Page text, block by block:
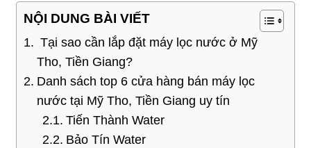
NỘI DUNG BÀI VIẾT
Tại sao cần lắp đặt máy lọc nước ở Mỹ
Tho, Tiền Giang?
Danh sách top 6 cửa hàng bán máy lọc
nước tại Mỹ Tho, Tiền Giang uy tín
Tiến Thành Water
Bảo Tín Water